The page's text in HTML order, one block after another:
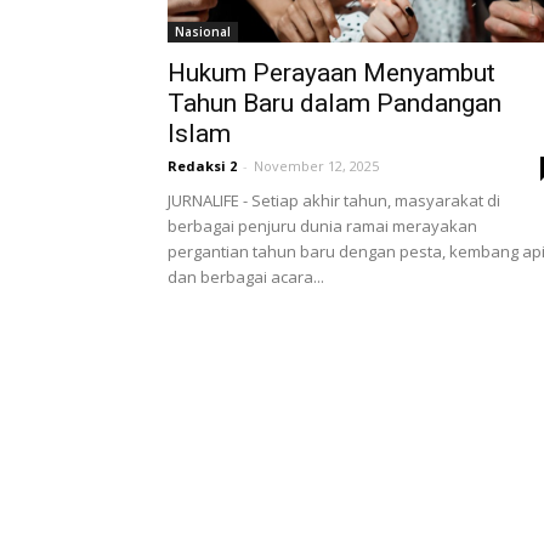
Nasional
Hukum Perayaan Menyambut
Tahun Baru dalam Pandangan
Islam
Redaksi 2 - November 12, 2025
JURNALIFE - Setiap akhir tahun, masyarakat di
berbagai penjuru dunia ramai merayakan
pergantian tahun baru dengan pesta, kembang
dan berbagai acara...